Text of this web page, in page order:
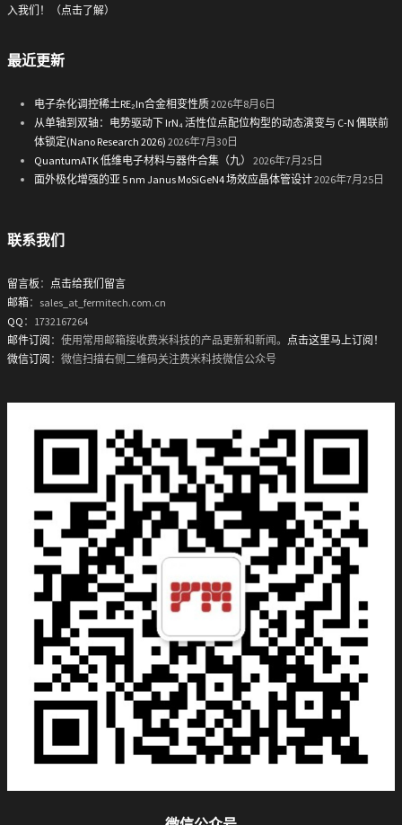
入我们！（点击了解）
最近更新
电子杂化调控稀土RE₂In合金相变性质2026年8月6日
从单轴到双轴：电势驱动下 IrN₄ 活性位点配位构型的动态演变与 C-N 偶联前
体锁定(Nano Research 2026) 2026年7月30日
QuantumATK 低维电子材料与器件合集（九）
2026年7月25日
面外极化增强的亚 5 nm Janus MoSiGeN4 场效应晶体管设计2026年7月25日
联系我们
留言板 ： 点击给我们留言
邮箱：sales_at_fermitech.com.cn
QQ ：1732167264
邮件订阅 ：使用常用邮箱接收费米科技的产品更新和新闻。 点击这里马上订阅！
微信订阅 ：微信扫描右侧二维码关注费米科技微信公众号